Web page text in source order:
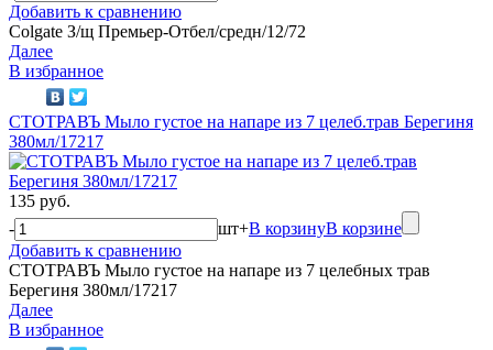
Добавить к сравнению
Colgate З/щ Премьер-Отбел/средн/12/72
Далее
В избранное
СТОТРАВЪ Мыло густое на напаре из 7 целеб.трав Берегиня
380мл/17217
135 руб.
-
шт+В корзинуВ корзине
Добавить к сравнению
СТОТРАВЪ Мыло густое на напаре из 7 целебных трав
Берегиня 380мл/17217
Далее
В избранное